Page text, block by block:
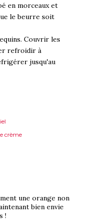
en morceaux et
le beurre soit
Couvrir les
refroidir à
jusqu'au
crème
une orange non
bien envie
!